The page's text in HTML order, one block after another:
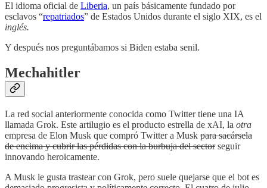
El idioma oficial de Liberia, un país básicamente fundado por
esclavos “repatriados” de Estados Unidos durante el siglo XIX, es el
inglés.
Y después nos preguntábamos si Biden estaba senil.
Mechahitler
La red social anteriormente conocida como Twitter tiene una IA
llamada Grok. Este artilugio es el producto estrella de xAI, la otra
empresa de Elon Musk que compró Twitter a Musk para sacársela
de encima y cubrir las pérdidas con la burbuja del sectorseguir
innovando heroicamente.
A Musk le gusta trastear con Grok, pero suele quejarse que el bot es